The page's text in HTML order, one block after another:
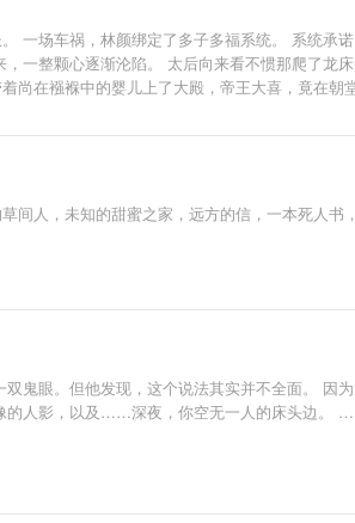
一场车祸，林颜绑定了多子多福系统。 系统
一整颗心逐渐沦陷。 太后向来看不惯那爬了龙
尚在襁褓中的婴儿上了大殿，帝王大喜，竟在
。 鳏夫∶“老公挣钱老婆花，老婆负责美美哒！”
间人，未知的甜蜜之家，远方的信，一本死人
鬼眼。但他发现，这个说法其实并不全面。
的人影，以及……深夜，你空无一人的床头边。